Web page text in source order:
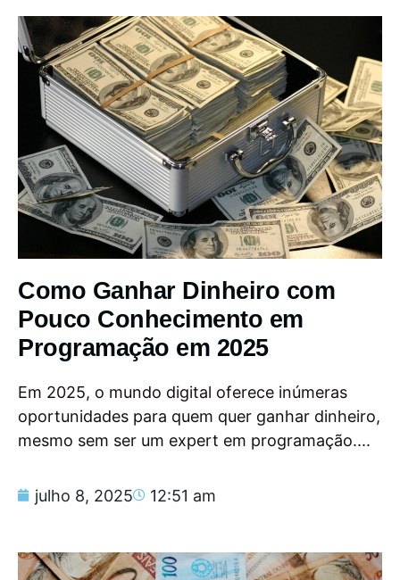
Como Ganhar Dinheiro com
Pouco Conhecimento em
Programação em 2025
Em 2025, o mundo digital oferece inúmeras
oportunidades para quem quer ganhar dinheiro,
mesmo sem ser um expert em programação....
julho 8, 2025 12:51 am